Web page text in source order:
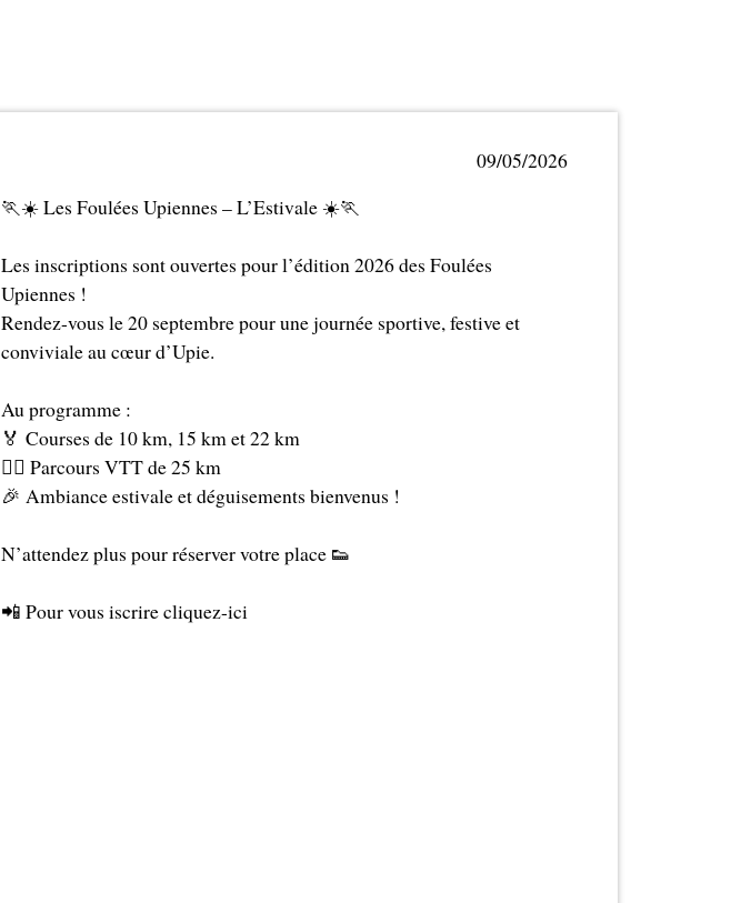
09/05/2026
🏃☀️ Les Foulées Upiennes – L’Estivale ☀️🏃
Les inscriptions sont ouvertes pour l’édition 2026 des Foulées
Upiennes !
Rendez-vous le 20 septembre pour une journée sportive, festive et
conviviale au cœur d’Upie.
Au programme :
🏅 Courses de 10 km, 15 km et 22 km
🚵‍♂️ Parcours VTT de 25 km
🎉 Ambiance estivale et déguisements bienvenus !
N’attendez plus pour réserver votre place 👟
📲 Pour vous iscrire cliquez-ici